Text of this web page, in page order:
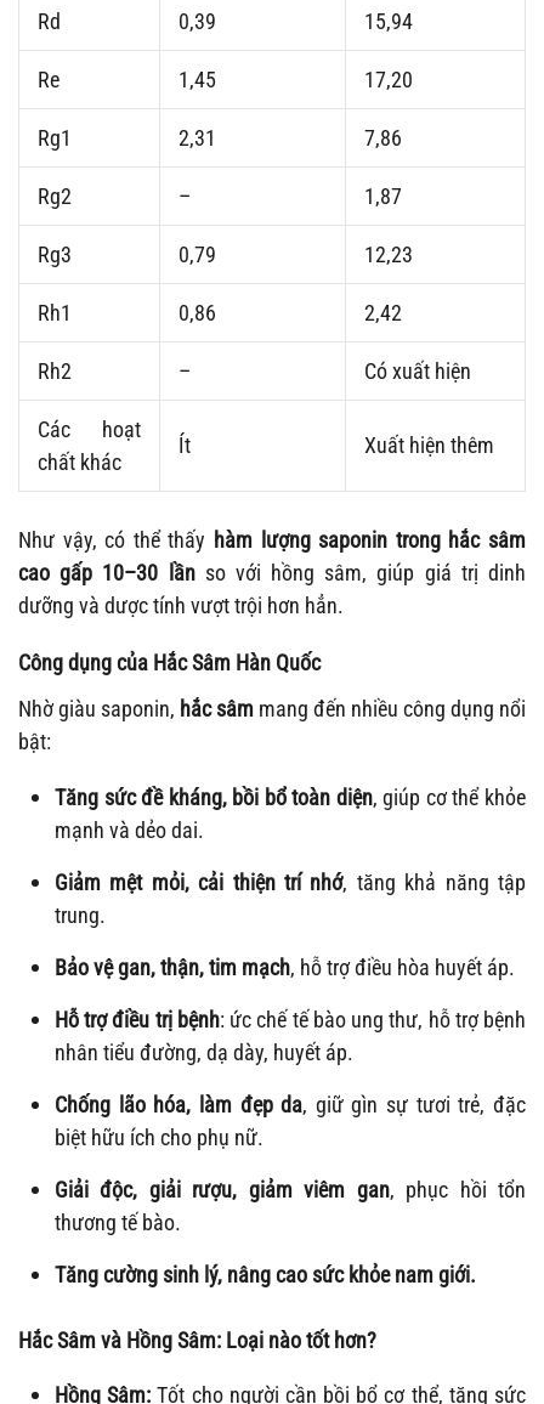
Rd 0,39 15,94
Re 1,45 17,20
Rg1 2,31 7,86
Rg2 – 1,87
Rg3 0,79 12,23
Rh1 0,86 2,42
Rh2 – Có xuất hiện
Các hoạt
chất khác
Ít Xuất hiện thêm
Như vậy, có thể thấy hàm lượng saponin trong hắc sâm
cao gấp 10–30 lầnso với hồng sâm, giúp giá trị dinh
dưỡng và dược tính vượt trội hơn hẳn.
Công dụng của Hắc Sâm Hàn Quốc
Nhờ giàu saponin, hắc sâm mang đến nhiều công dụng nổi
bật:
Tăng sức đề kháng, bồi bổ toàn diện, giúp cơ thể khỏe
mạnh và dẻo dai.
Giảm mệt mỏi, cải thiện trí nhớ, tăng khả năng tập
trung.
Bảo vệ gan, thận, tim mạch, hỗ trợ điều hòa huyết áp.
Hỗ trợ điều trị bệnh: ức chế tế bào ung thư, hỗ trợ bệnh
nhân tiểu đường, dạ dày, huyết áp.
Chống lão hóa, làm đẹp da, giữ gìn sự tươi trẻ, đặc
biệt hữu ích cho phụ nữ.
Giải độc, giải rượu, giảm viêm gan, phục hồi tổn
thương tế bào.
Tăng cường sinh lý, nâng cao sức khỏe nam giới.
Hắc Sâm và Hồng Sâm: Loại nào tốt hơn?
Hồng Sâm: Tốt cho người cần bồi bổ cơ thể, tăng sức